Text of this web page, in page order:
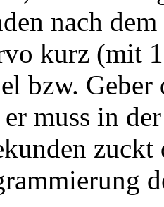
nach
kurz (mit
bzw.
muss in